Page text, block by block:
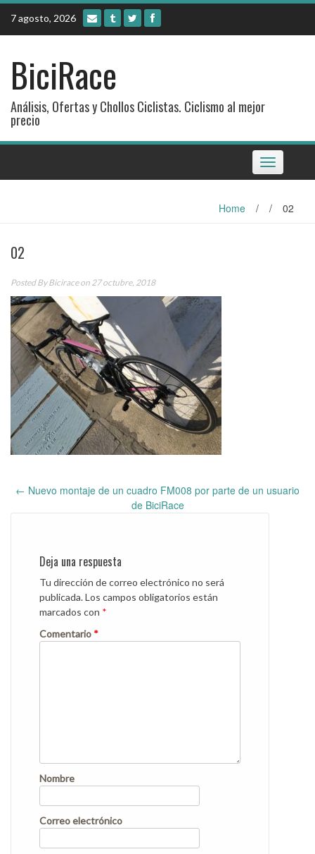
Skip
content
7 agosto, 2026
BiciRace
Análisis, Ofertas y Chollos Ciclistas. Ciclismo al mejor
precio
Toggle
navigation
Home / / 02
02
Posted ByBiciraceon 27 octubre, 2018
navigation
← Nuevo montaje de un cuadro FM008 por parte de un usuario
de BiciRace
Deja una respuesta
Tu dirección de correo electrónico no será
publicada.Los campos obligatorios están
marcados con *
Comentario *
Nombre
Correo electrónico